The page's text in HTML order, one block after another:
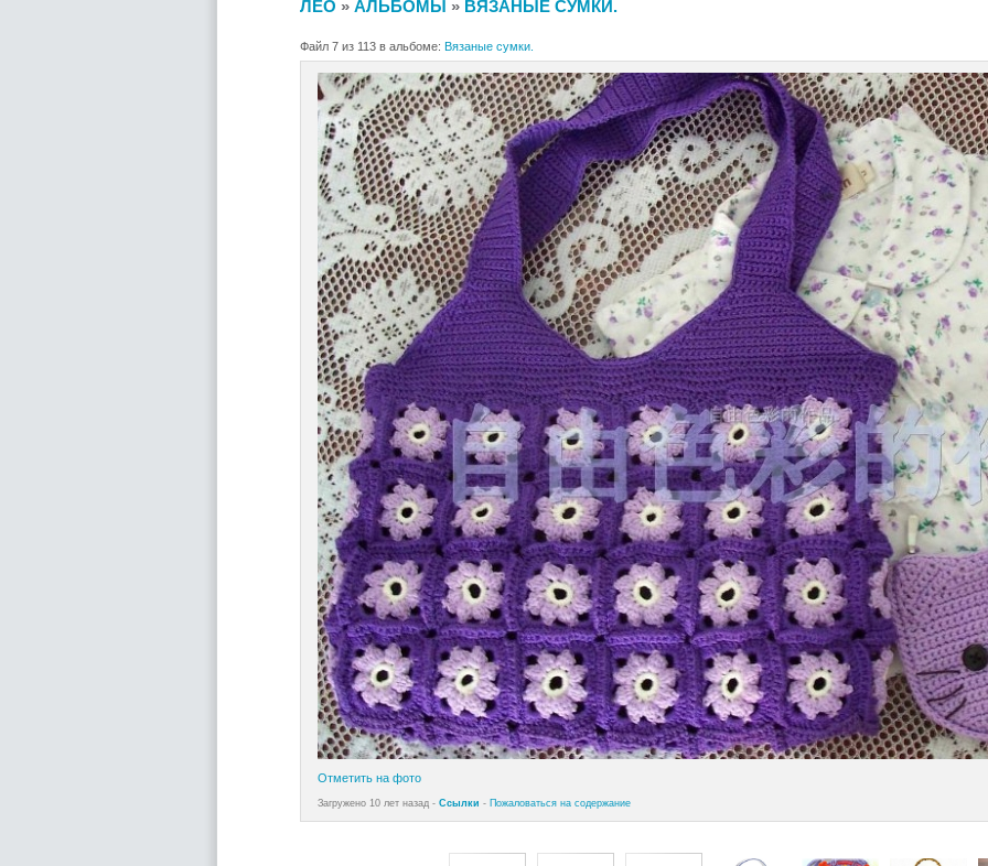
ЛЕО » АЛЬБОМЫ » ВЯЗАНЫЕ СУМКИ.
Файл 7 из 113 в альбоме: Вязаные сумки.
Отметить на фото
Загружено 10 лет назад - Ссылки - Пожаловаться на содержание